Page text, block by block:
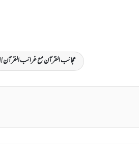
عجائب القرآن مع غرائب القرآن